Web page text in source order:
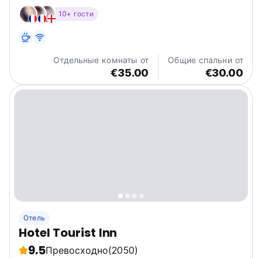
Амстердама. Признан лучшим номером 1
10+ гости
Отдельные комнаты от
€35.00
Общие спальни от
€30.00
Отель
Hotel Tourist Inn
9.5Превосходно(2050)